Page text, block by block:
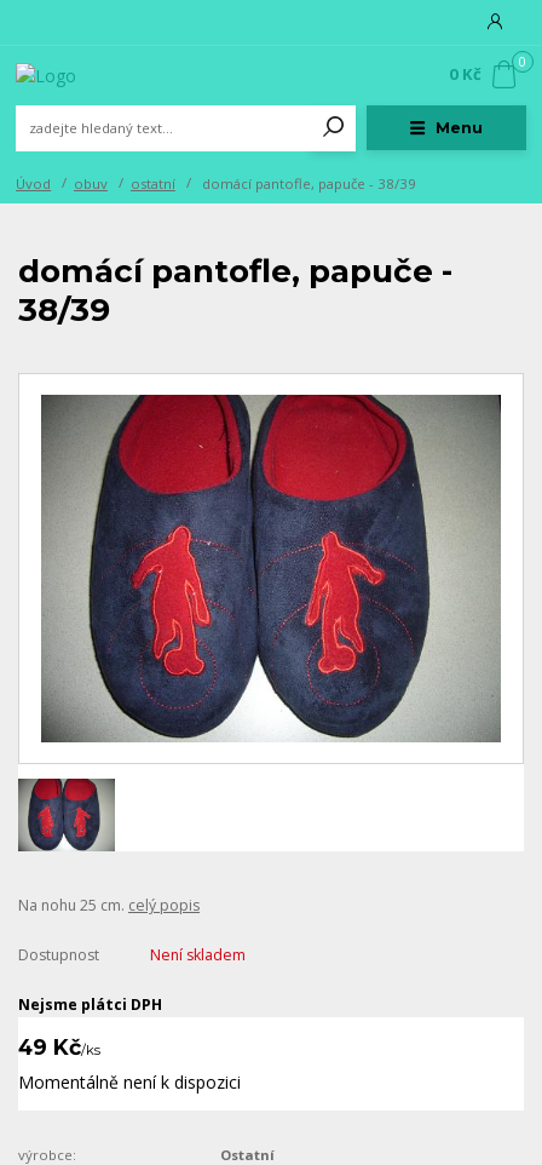
Menu
0
0 Kč
Úvod obuv ostatní domácí pantofle, papuče - 38/39
domácí pantofle, papuče -
38/39
Na nohu 25 cm. celý popis
Dostupnost Není skladem
Nejsme plátci DPH
49 Kč/ks
Momentálně není k dispozici
výrobce:
Ostatní